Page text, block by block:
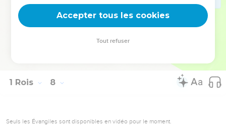
l’argent, l’or et les ustensiles, et il les déposa dans le trésor
du Temple de l’Eternel.
La Bible Du Semeur Copyright © 1992, 1999 by Biblica, Inc.® Used by permission.
1 Rois 8
Seuls les Évangiles sont disponibles en vidéo pour le moment.
Accepter tous les cookies
Tout refuser